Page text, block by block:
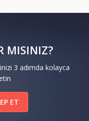
MISINIZ?
3 adımda kolayca
ET